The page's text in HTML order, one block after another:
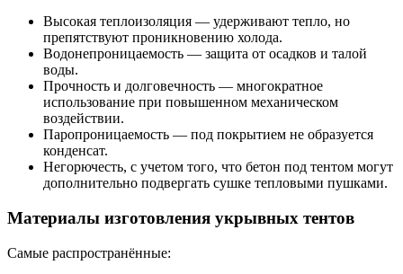
Высокая теплоизоляция — удерживают тепло, но
препятствуют проникновению холода.
Водонепроницаемость — защита от осадков и талой
воды.
Прочность и долговечность — многократное
использование при повышенном механическом
воздействии.
Паропроницаемость — под покрытием не образуется
конденсат.
Негорючесть, с учетом того, что бетон под тентом могут
дополнительно подвергать сушке тепловыми пушками.
Материалы изготовления укрывных тентов
Самые распространённые: